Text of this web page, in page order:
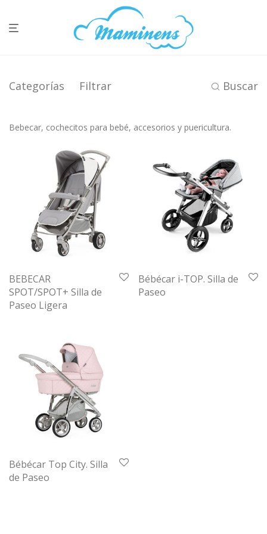
Categorías Filtrar Buscar
Bebecar, cochecitos para bebé, accesorios y puericultura.
BEBECAR
SPOT/SPOT+ Silla de
Paseo Ligera
Bébécar i-TOP. Silla de
Paseo
Bébécar Top City. Silla
de Paseo